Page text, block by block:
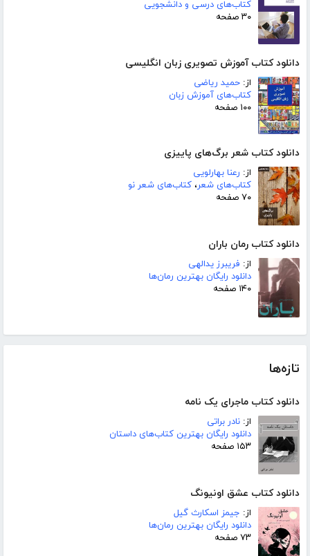
کتاب‌های درسی و دانشجویی
۳۰ صفحه
دانلود کتاب آموزش تصویری زبان انگلیسی
از: حمید ریاضی
کتاب‌های آموزش زبان
۱۰۰ صفحه
دانلود کتاب شعر برگ‌های پاییزی
از: رعنا بهارلویی
کتاب‌های شعر، کتاب‌های شعر نو
۷۰ صفحه
دانلود کتاب رمان باران
از: فریبرز یدالهی
دانلود رایگان بهترین رمان‌ها
۱۴۰ صفحه
تازه‌ها
دانلود کتاب ماجرای یک نامه
از: نادر براتی
دانلود رایگان بهترین کتاب‌های داستان
۱۵۳ صفحه
دانلود کتاب عشق اونیونگ
از: جیمز اسکارث گیل
دانلود رایگان بهترین رمان‌ها
۷۳ صفحه